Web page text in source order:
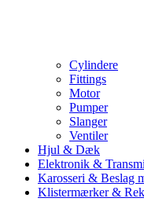
Cylindere
Fittings
Motor
Pumper
Slanger
Ventiler
Hjul & Dæk
Elektronik &
Karosseri & Beslag
Klistermærker &